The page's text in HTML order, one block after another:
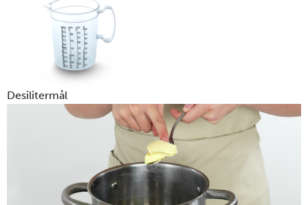
Desilitermål